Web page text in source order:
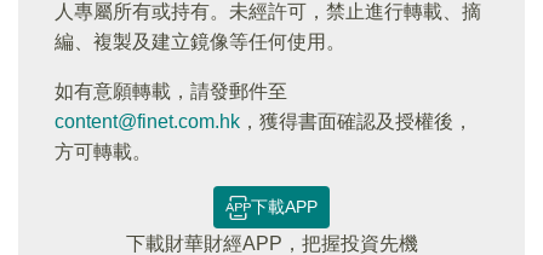
人專屬所有或持有。未經許可，禁止進行轉載、摘
編、複製及建立鏡像等任何使用。
如有意願轉載，請發郵件至
content@finet.com.hk ，獲得書面確認及授權後，
方可轉載。
下載APP
下載財華財經APP，把握投資先機